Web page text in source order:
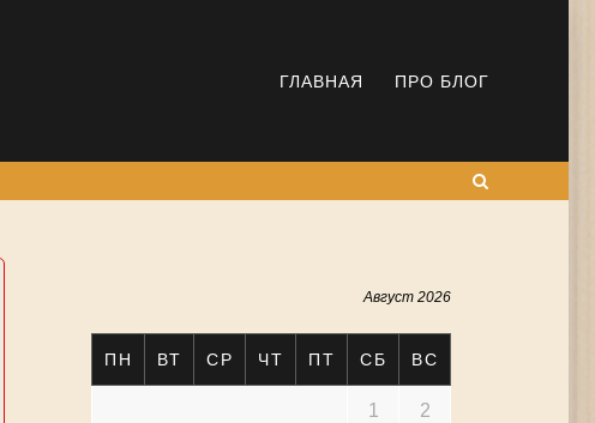
ГЛАВНАЯ ПРО БЛОГ
Август 2026
ПН ВТ СР ЧТ ПТ СБ ВС
1 2